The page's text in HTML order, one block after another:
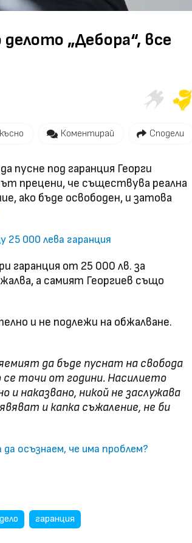
„Дебора“, все
Коментирай Сподели
пусне под гаранция Георги
прецени, че съществува реална
ако бъде освободен, и затова
25 000 лева гаранция
гаранция от 25 000 лв. за
а самият Георгиев също
и не подлежи на обжалване.
да бъде пуснат на свобода
точи от години. Насилието
и наказвано, никой не заслужава
и капка съжаление, не би
осъзнаем, че има проблем?
дело гаранция